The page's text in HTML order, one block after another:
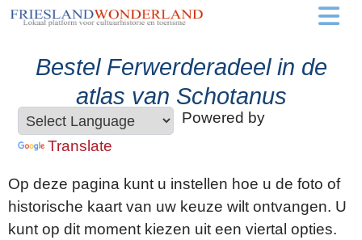
Bestel Ferwerderadeel in de
atlas van Schotanus
Powered by
Translate
Op deze pagina kunt u instellen hoe u de foto of
historische kaart van uw keuze wilt ontvangen. U
kunt op dit moment kiezen uit een viertal opties.